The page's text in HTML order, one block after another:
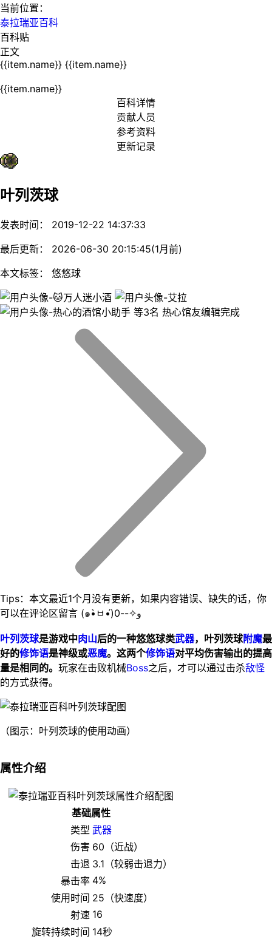
当前位置：
泰拉瑞亚百科
百科贴
正文
{{item.name}} {{item.name}}
{{item.name}}
百科详情
贡献人员
参考资料
更新记录
叶列茨球
发表时间： 2019-12-22 14:37:33
最后更新： 2026-06-30 20:15:45(1月前)
本文标签： 悠悠球
等3名 热心馆友编辑完成
Tips：本文最近1个月没有更新，如果内容错误、缺失的话，你
可以在评论区留言 (๑•̀ㅂ•́)و✧--0
叶列茨球是游戏中肉山后的一种悠悠球类武器，叶列茨球附魔最
好的修饰语是神级或恶魔。这两个修饰语对平均伤害输出的提高
量是相同的。 玩家在击败机械Boss之后，才可以通过击杀敌怪
的方式获得。
（图示：叶列茨球的使用动画）
属性介绍
基础属性
类型 武器
伤害 60（近战）
击退 3.1（较弱击退力）
暴击率 4%
使用时间 25（快速度）
射速 16
旋转持续时间 14秒